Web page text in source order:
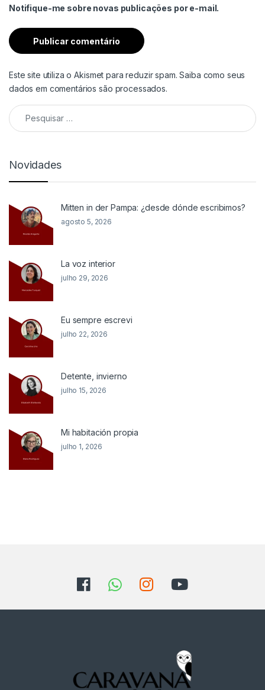
Notifique-me sobre novas publicações por e-mail.
Este site utiliza o Akismet para reduzir spam.Saiba como seus
dados em comentários são processados.
Pesquisar por:
Novidades
Mitten in der Pampa: ¿desde dónde escribimos?
agosto 5, 2026
La voz interior
julho 29, 2026
Eu sempre escrevi
julho 22, 2026
Detente, invierno
julho 15, 2026
Mi habitación propia
julho 1, 2026